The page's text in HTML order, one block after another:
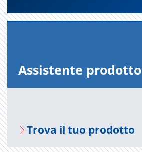
As­si­sten­te pro­dot­to
Trova il tuo pro­dot­to